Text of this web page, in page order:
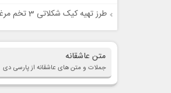
طرز تهیه کیک شکلاتی 3 تخم مرغی
متن عاشقانه
جملات و متن های عاشقانه از پارسی دی